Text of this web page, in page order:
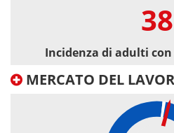
38
Incidenza di adulti
MERCATO DEL